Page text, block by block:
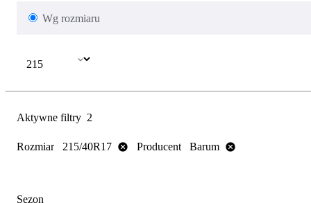
Wg rozmiaru
Aktywne filtry 2
Rozmiar 215/40R17 Producent Barum
Sezon